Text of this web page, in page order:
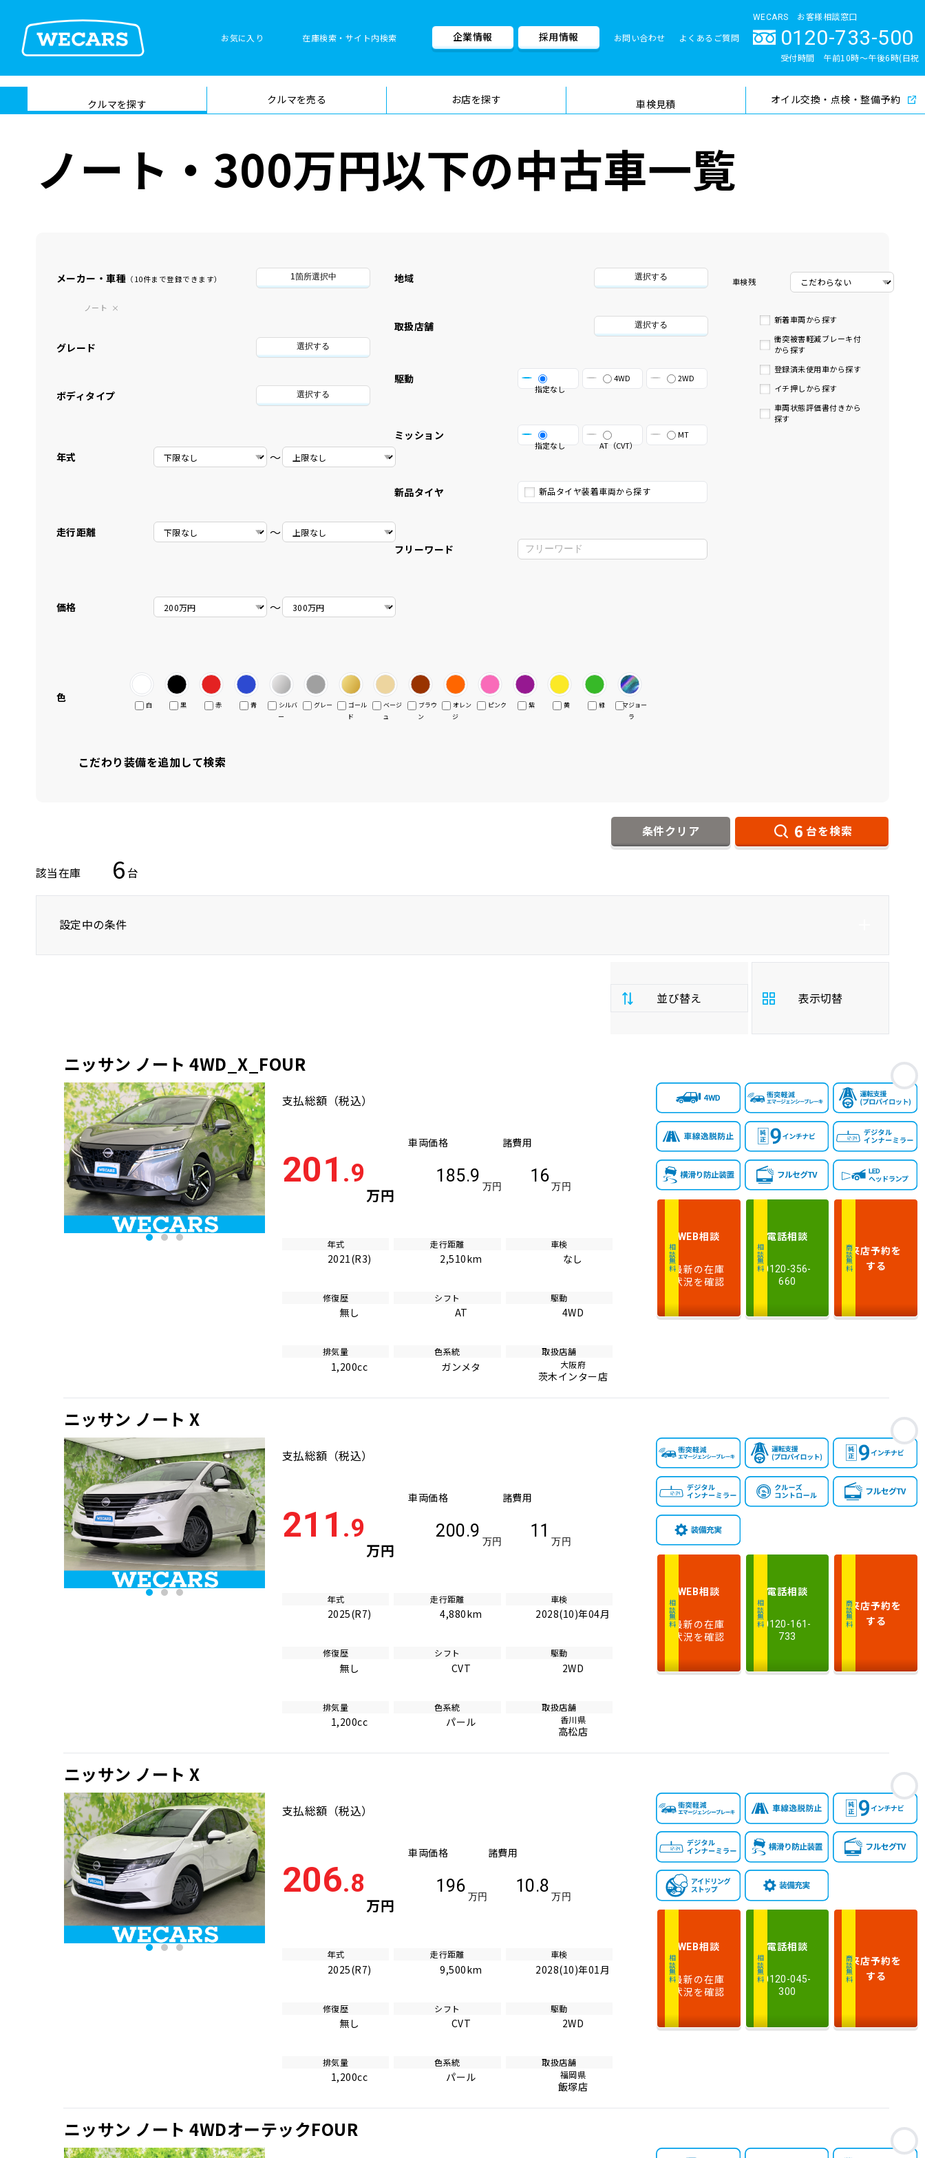
お気に入り 在庫検索・サイト内検索
在庫検索
サイト内検
索
検索
企業情報 採用情報 お問い合わせ よくあるご質問
WECARS お客様相談窓口
0120-733-500
受付時間 午前10時〜午後6時(日祝
クルマを探す クルマを売る お店を探す 車検見積
車検料金・メニュー 品質管理とサポート体制
オイル交換・点検・整備予約
ノート・300万円以下の中古車一覧
メーカー・車種 （10件まで登録できます） 1箇所選択中
ノート
グレード 選択する
ボディタイプ 選択する
年式 〜
走行距離 〜
価格 〜
地域 選択する
取扱店舗 選択する
駆動
指定なし
4WD 2WD
ミッション
指定なし AT（CVT）
MT
新品タイヤ 新品タイヤ装着車両から探す
フリーワード
車検残
新着車両から探す
衝突被害軽減ブレーキ付
から探す
登録済未使用車から探す
イチ押しから探す
車両状態評価書付きから
探す
色
白 黒 赤 青
シルバ
ー
グレー
ゴール
ド
ベージ
ュ
ブラウ
ン
オレン
ジ
ピンク 紫 黄 緑
マジョー
ラ
こだわり装備を追加して検索
条件クリア 6 台を検索
該当在庫 6台
設定中の条件
並び替え
払
総
額
安い順 高い順
年
式
新しい順 古い順
走
行
少ない順 多い順
気
量
大きい順 小さい順
検
多い順 少ない順
表示切替
お
ニッサン ノート 4WD_X_FOUR
支払総額 （税込）
201 .9
万円
車両価格
185.9
万円
諸費用
16
万円
年式
2021(R3)
走行距離
2,510km
車検
なし
修復歴
無し
シフト
AT
駆動
4WD
排気量
1,200cc
色系統
ガンメタ
取扱店舗
大阪府
茨木インター店
相談無料
WEB相談
最新の在庫
状況を確認
相談無料
電話相談
0120-356-
660
商談無料来店予約を
する
お
ニッサン ノート X
支払総額 （税込）
211 .9
万円
車両価格
200.9
万円
諸費用
11
万円
年式
2025(R7)
走行距離
4,880km
車検
2028(10)年04月
修復歴
無し
シフト
CVT
駆動
2WD
排気量
1,200cc
色系統
パール
取扱店舗
香川県
高松店
相談無料
WEB相談
最新の在庫
状況を確認
相談無料
電話相談
0120-161-
733
商談無料来店予約を
する
お
ニッサン ノート X
支払総額 （税込）
206.8
万円
車両価格
196
万円
諸費用
10.8
万円
年式
2025(R7)
走行距離
9,500km
車検
2028(10)年01月
修復歴
無し
シフト
CVT
駆動
2WD
排気量
1,200cc
色系統
パール
取扱店舗
福岡県
飯塚店
相談無料
WEB相談
最新の在庫
状況を確認
相談無料
電話相談
0120-045-
300
商談無料来店予約を
する
お
ニッサン ノート 4WDオーテックFOUR